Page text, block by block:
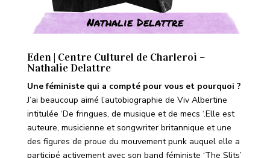
Nathalie Delattre
Eden | Centre Culturel de Charleroi –
Nathalie Delattre
Une féministe qui a compté pour vous et pourquoi ?
J’ai beaucoup aimé l’autobiographie de Viv Albertine
intitulée ‘De fringues, de musique et de mecs ‘.Elle est
auteure, musicienne et songwriter britannique et une
des figures de proue du mouvement punk auquel elle a
participé activement avec son band féministe ‘The Slits’